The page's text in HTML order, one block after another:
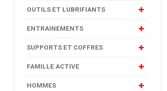
OUTILS ET LUBRIFIANTS
ENTRAINEMENTS
SUPPORTS ET COFFRES
FAMILLE ACTIVE
HOMMES